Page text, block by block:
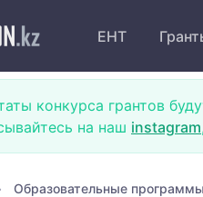
ЕНТ
конкурса грантов
на наш instagram
Образовательные программы